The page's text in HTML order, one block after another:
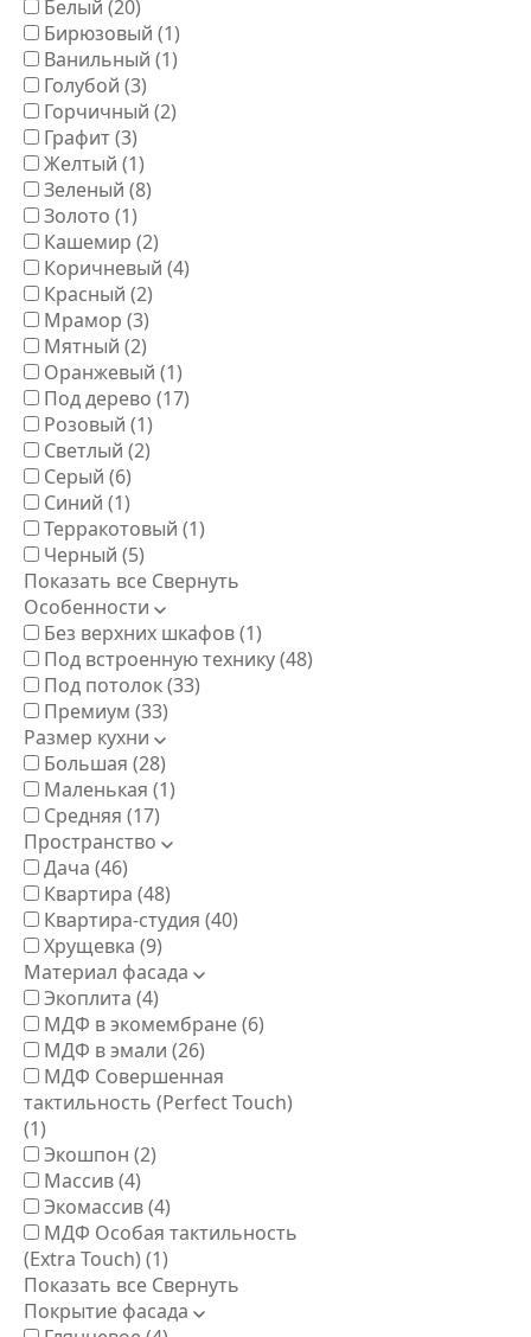
Белый (20)
Бирюзовый (1)
Ванильный (1)
Голубой (3)
Горчичный (2)
Графит(3)
Желтый (1)
Зеленый (8)
Золото (1)
Кашемир (2)
Коричневый (4)
Красный (2)
Мрамор (3)
Мятный (2)
Оранжевый (1)
Под дерево (17)
Розовый (1)
Светлый (2)
Серый (6)
Синий (1)
Терракотовый (1)
Черный (5)
Показать все Свернуть
Особенности
Без верхних шкафов(1)
Под встроенную технику(48)
Под потолок(33)
Премиум (33)
Размер кухни
Большая (28)
Маленькая (1)
Средняя (17)
Пространство
Дача (46)
Квартира (48)
Квартира-студия (40)
Хрущевка (9)
Материал фасада
Экоплита (4)
МДФ в экомембране(6)
МДФ в эмали (26)
МДФ Совершенная
тактильность (Perfect Touch)
(1)
Экошпон (2)
Массив(4)
Экомассив(4)
МДФ Особая тактильность
(Extra Touch) (1)
Показать все Свернуть
Покрытие фасада